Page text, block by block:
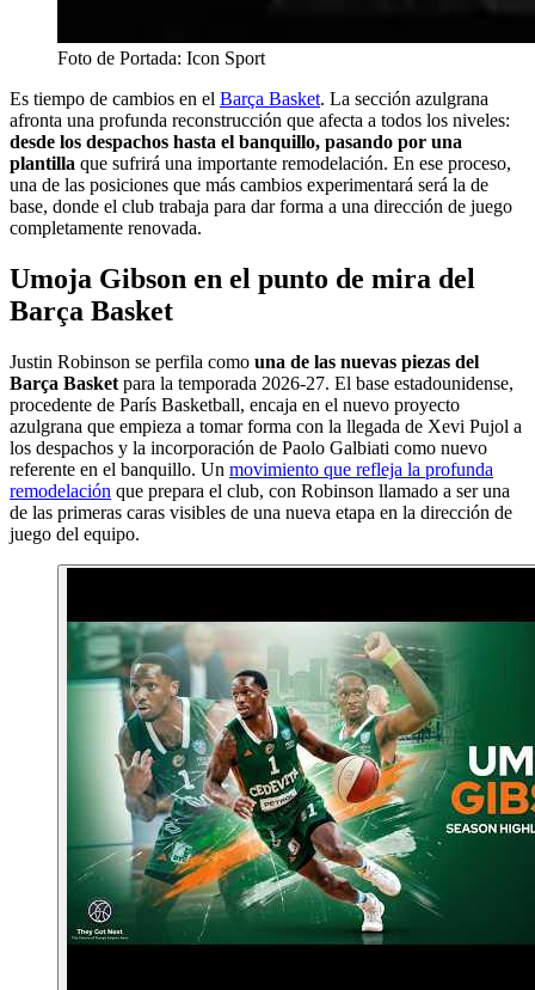
Foto de Portada: Icon Sport
Es tiempo de cambios en el Barça Basket. La sección azulgrana
afronta una profunda reconstrucción que afecta a todos los niveles:
desde los despachos hasta el banquillo, pasando por una
plantilla que sufrirá una importante remodelación. En ese proceso,
una de las posiciones que más cambios experimentará será la de
base, donde el club trabaja para dar forma a una dirección de juego
completamente renovada.
Umoja Gibson en el punto de mira del
Barça Basket
Justin Robinson se perfila como una de las nuevas piezas del
Barça Basket para la temporada 2026-27. El base estadounidense,
procedente de París Basketball, encaja en el nuevo proyecto
azulgrana que empieza a tomar forma con la llegada de Xevi Pujol a
los despachos y la incorporación de Paolo Galbiati como nuevo
referente en el banquillo. Un movimiento que refleja la profunda
remodelación que prepara el club, con Robinson llamado a ser una
de las primeras caras visibles de una nueva etapa en la dirección de
juego del equipo.